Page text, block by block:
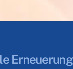
Erneuerung